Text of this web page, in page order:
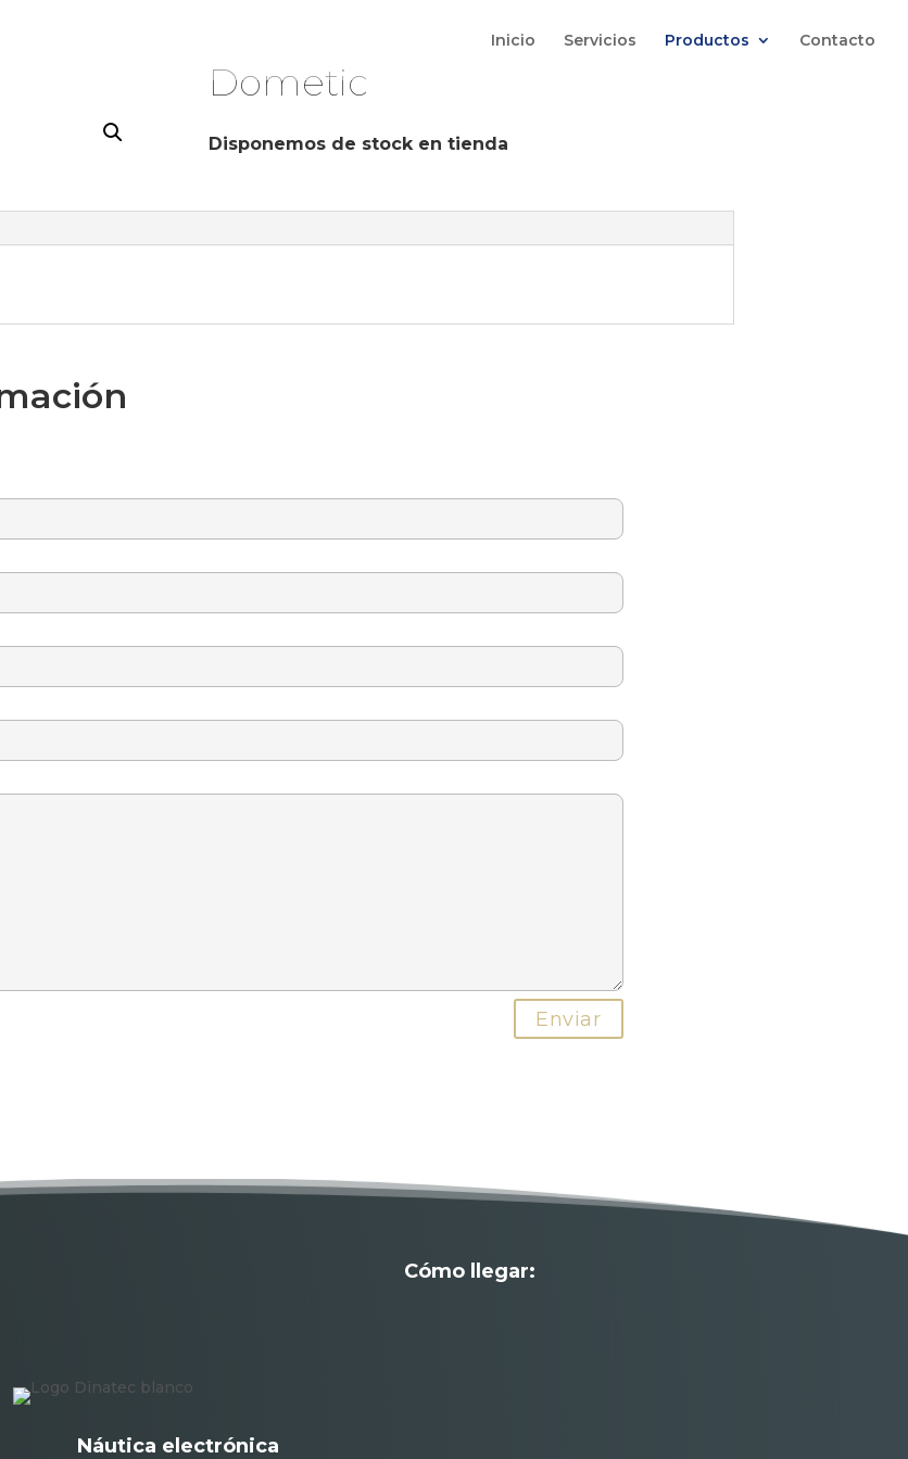
Inicio Servicios Productos Contacto
Dometic
Disponemos de stock en tienda
Náutica electrónica
Cómo llegar: